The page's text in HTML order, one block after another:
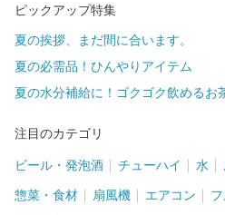
ピックアップ特集
夏の挨拶、まだ間に合います。
夏の必需品！ひんやりアイテム
夏の水分補給に！ゴクゴク飲めるお
注目のカテゴリ
ビール・発泡酒 チューハイ 水
惣菜・食材 扇風機 エアコン